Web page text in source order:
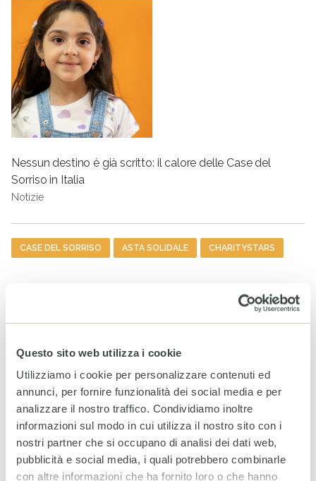
Questo sito web utilizza i cookie
Utilizziamo i cookie per personalizzare contenuti ed
annunci, per fornire funzionalità dei social media e per
analizzare il nostro traffico. Condividiamo inoltre
informazioni sul modo in cui utilizza il nostro sito con i
nostri partner che si occupano di analisi dei dati web,
pubblicità e social media, i quali potrebbero combinarle
con altre informazioni che ha fornito loro o che hanno
Nessun destino è già scritto: il calore delle Case del
Sorriso in Italia
Notizie
Tag
CASE DEL SORRISO ASTA SOLIDALE CHARITYSTARS
World Breastfeeding Week:
l’allattamento significa
4 AGOSTO 2026
Rendiconto Campagna
Solidale CESVI 2025 “Diamo
un tetto alla speranza” con il
supporto informativo di Rai
Per la Sostenibilità – ESG